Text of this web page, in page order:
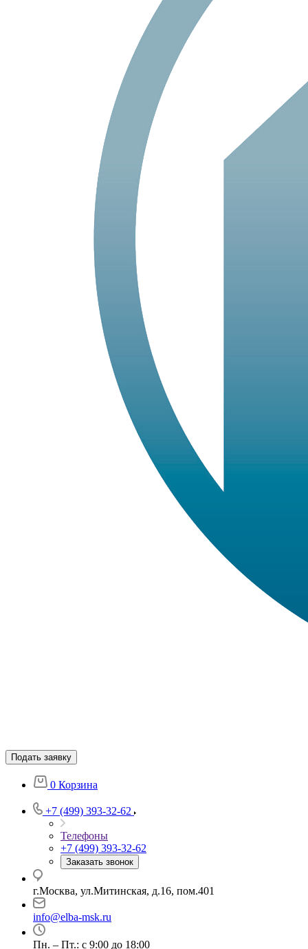
Подать заявку
0 Корзина
+7 (499) 393-32-62
Телефоны
+7 (499) 393-32-62
Заказать звонок
г.Москва, ул.Митинская, д.16, пом.401
info@elba-msk.ru
Пн. – Пт.: с 9:00 до 18:00